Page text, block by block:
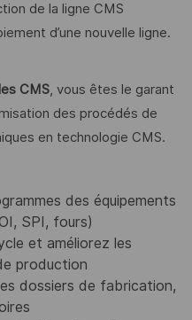
de la ligne CMS
d’une nouvelle ligne.
CMS, vous êtes le garant
des procédés de
en technologie CMS.
des équipements
SPI, fours)
et améliorez les
production
dossiers de fabrication,